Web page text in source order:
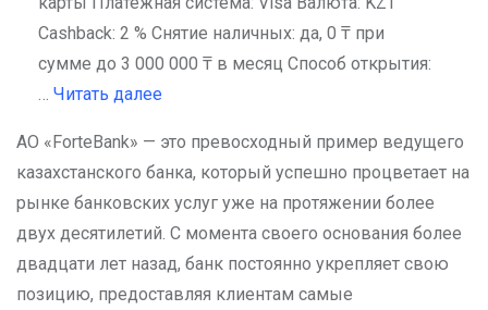
Cashback: 2 % Снятие наличных: да, 0 ₸ при
сумме до 3 000 000 ₸ в месяц Способ открытия:
Читать далее
АО «ForteBank» — это превосходный пример ведущего
казахстанского банка, который успешно процветает на
рынке банковских услуг уже на протяжении более
двух десятилетий. С момента своего основания более
двадцати лет назад, банк постоянно укрепляет свою
позицию, предоставляя клиентам самые